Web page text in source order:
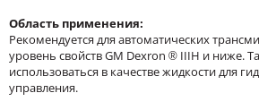
Область применения:
Рекомендуется для автоматических
уровень свойств GM Dexron ® IIIH и ниже.
использоваться в качестве жидкости для
управления.